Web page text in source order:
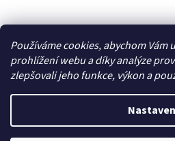
Používáme cookies, abychom
prohlížení webu a díky analýze
zlepšovali jeho funkce, výkon a
Sledovat na Instagramu